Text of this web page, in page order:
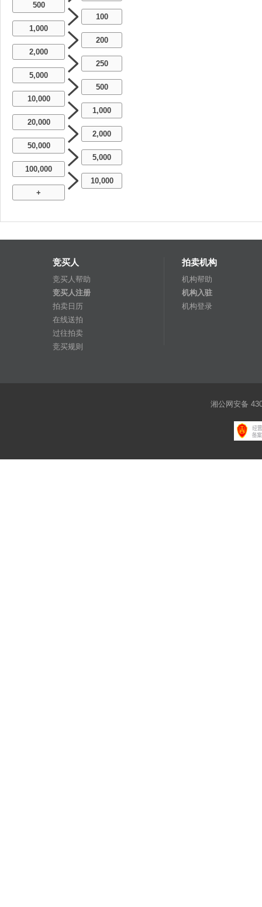
500
100
1,000
200
2,000
250
5,000
500
10,000
1,000
20,000
2,000
50,000
5,000
100,000
10,000
+
竞买人
竞买人帮助
竞买人注册
拍卖日历
在线送拍
过往拍卖
竞买规则
拍卖机构
机构帮助
机构入驻
机构登录
湘公网安备